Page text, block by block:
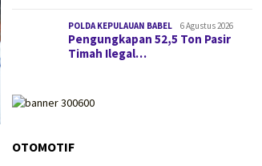
POLDA KEPULAUAN BABEL 6 Agustus 2026
Pengungkapan 52,5 Ton Pasir
Timah Ilegal…
OTOMOTIF